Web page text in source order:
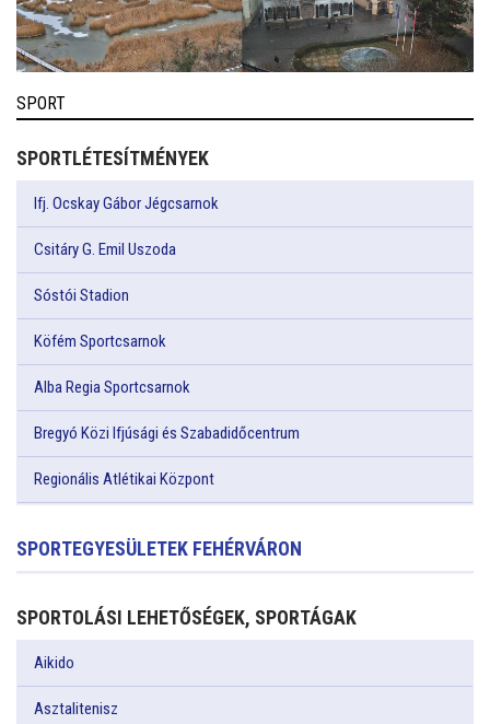
SPORT
SPORTLÉTESÍTMÉNYEK
Ifj. Ocskay Gábor Jégcsarnok
Csitáry G. Emil Uszoda
Sóstói Stadion
Köfém Sportcsarnok
Alba Regia Sportcsarnok
Bregyó Közi Ifjúsági és Szabadidőcentrum
Regionális Atlétikai Központ
SPORTEGYESÜLETEK FEHÉRVÁRON
SPORTOLÁSI LEHETŐSÉGEK, SPORTÁGAK
Aikido
Asztalitenisz